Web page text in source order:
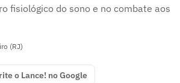
fisiológico do sono e no combate aos
(RJ)
o Lance! no Google